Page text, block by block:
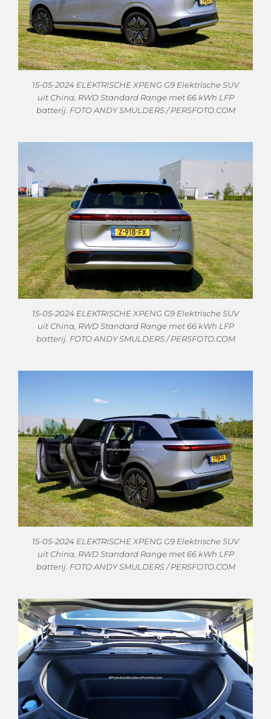
15-05-2024 ELEKTRISCHE XPENG G9 Elektrische SUV
uit China, RWD Standard Range met 66 kWh LFP
batterij. FOTO ANDY SMULDERS / PERSFOTO.COM
15-05-2024 ELEKTRISCHE XPENG G9 Elektrische SUV
uit China, RWD Standard Range met 66 kWh LFP
batterij. FOTO ANDY SMULDERS / PERSFOTO.COM
15-05-2024 ELEKTRISCHE XPENG G9 Elektrische SUV
uit China, RWD Standard Range met 66 kWh LFP
batterij. FOTO ANDY SMULDERS / PERSFOTO.COM